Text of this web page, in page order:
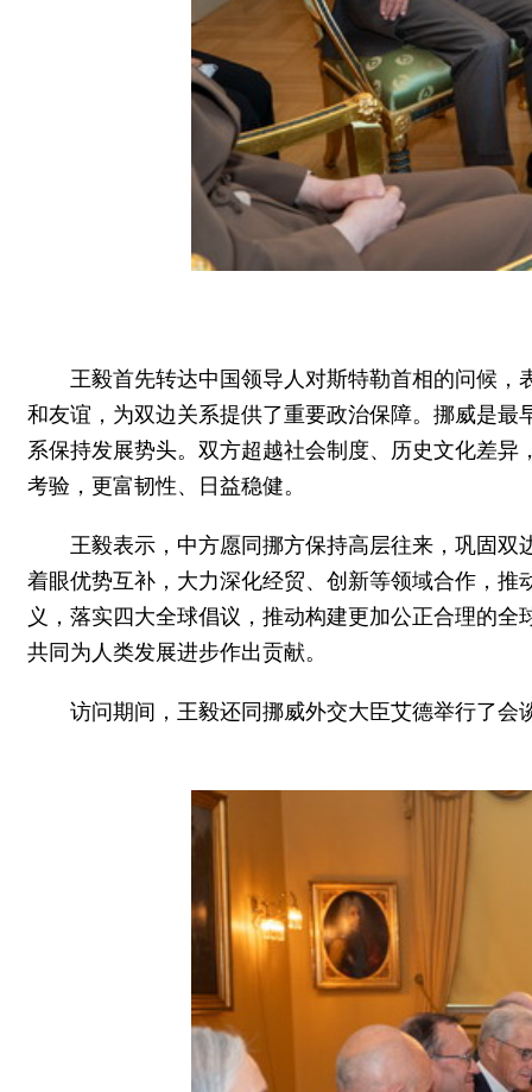
王毅首先转达中国领导人对斯特勒首相的问候
和友谊，为双边关系提供了重要政治保障。挪威是
系保持发展势头。双方超越社会制度、历史文化差
考验，更富韧性、日益稳健。
王毅表示，中方愿同挪方保持高层往来，巩固
着眼优势互补，大力深化经贸、创新等领域合作，
义，落实四大全球倡议，推动构建更加公正合理的
共同为人类发展进步作出贡献。
访问期间，王毅还同挪威外交大臣艾德举行了会